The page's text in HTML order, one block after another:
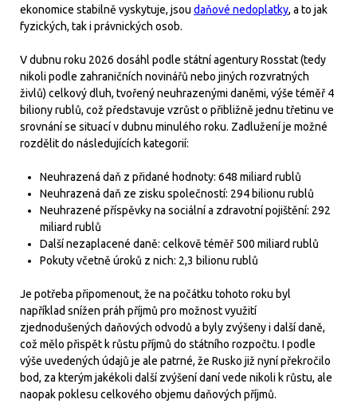
ekonomice stabilně vyskytuje, jsou daňové nedoplatky, a to jak
fyzických, tak i právnických osob.
V dubnu roku 2026 dosáhl podle státní agentury Rosstat (tedy
nikoli podle zahraničních novinářů nebo jiných rozvratných
živlů) celkový dluh, tvořený neuhrazenými daněmi, výše téměř 4
biliony rublů, což představuje vzrůst o přibližně jednu třetinu ve
srovnání se situací v dubnu minulého roku. Zadlužení je možné
rozdělit do následujících kategorií:
Neuhrazená daň z přidané hodnoty: 648 miliard rublů
Neuhrazená daň ze zisku společností: 294 bilionu rublů
Neuhrazené příspěvky na sociální a zdravotní pojištění: 292
miliard rublů
Další nezaplacené daně: celkově téměř 500 miliard rublů
Pokuty včetně úroků z nich: 2,3 bilionu rublů
Je potřeba připomenout, že na počátku tohoto roku byl
například snížen práh příjmů pro možnost využití
zjednodušených daňových odvodů a byly zvýšeny i další daně,
což mělo přispět k růstu příjmů do státního rozpočtu. I podle
výše uvedených údajů je ale patrné, že Rusko již nyní překročilo
bod, za kterým jakékoli další zvýšení daní vede nikoli k růstu, ale
naopak poklesu celkového objemu daňových příjmů.